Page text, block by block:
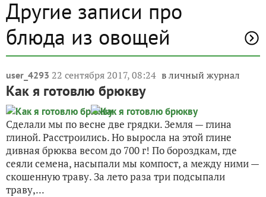
Другие записи про
блюда из овощей
user_4293 22 сентября 2017, 08:24 в личный журнал
Как я готовлю брюкву
Сделали мы по весне две грядки. Земля — глина
глиной. Расстроились. Но выросла на этой глине
дивная брюква весом до 700 г! По бороздкам, где
сеяли семена, насыпали мы компост, а между ними —
скошенную траву. За лето раза три подсыпали
траву,...